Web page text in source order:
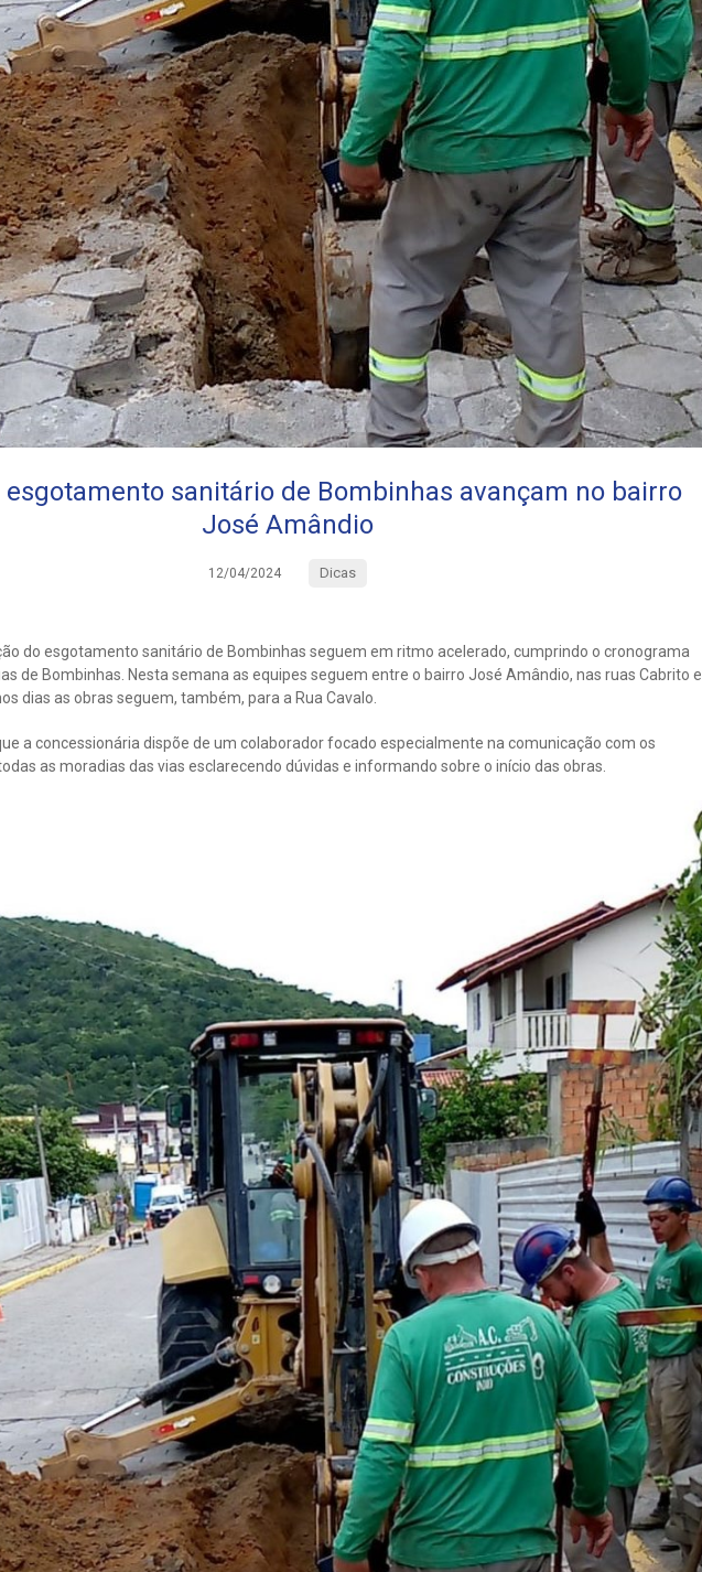
esgotamento sanitário de Bombinhas avançam no bairro
José Amândio
12/04/2024 Dicas
do esgotamento sanitário de Bombinhas seguem em ritmo acelerado, cumprindo o cronograma
de Bombinhas. Nesta semana as equipes seguem entre o bairro José Amândio, nas ruas Cabrito e
dias as obras seguem, também, para a Rua Cavalo.
a concessionária dispõe de um colaborador focado especialmente na comunicação com os
as moradias das vias esclarecendo dúvidas e informando sobre o início das obras.